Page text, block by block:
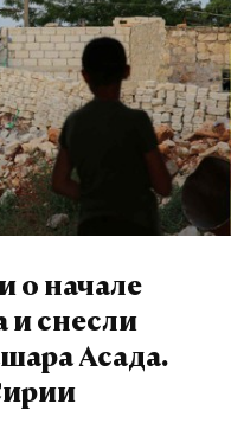
встречу. По
около 35
сообщил, что
стал
Telegram-канале он
хотят
на церемонию
Пари (Собора
о начале
и снесли
Асада.